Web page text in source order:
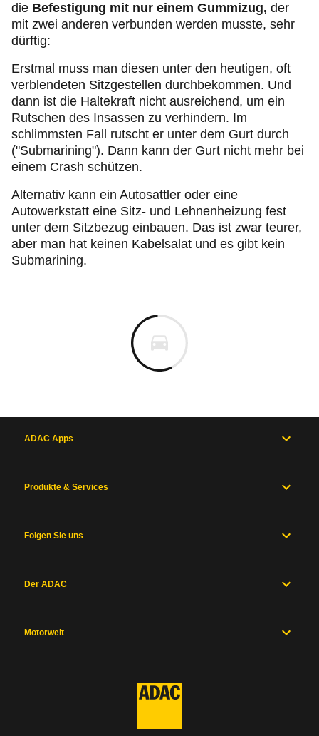
die Befestigung mit nur einem Gummizug, der
mit zwei anderen verbunden werden musste, sehr
dürftig:
Erstmal muss man diesen unter den heutigen, oft
verblendeten Sitzgestellen durchbekommen. Und
dann ist die Haltekraft nicht ausreichend, um ein
Rutschen des Insassen zu verhindern. Im
schlimmsten Fall rutscht er unter dem Gurt durch
("Submarining"). Dann kann der Gurt nicht mehr bei
einem Crash schützen.
Alternativ kann ein Autosattler oder eine
Autowerkstatt eine Sitz- und Lehnenheizung fest
unter dem Sitzbezug einbauen. Das ist zwar teurer,
aber man hat keinen Kabelsalat und es gibt kein
Submarining.
ADAC Apps
Produkte & Services
Folgen Sie uns
Der ADAC
Motorwelt